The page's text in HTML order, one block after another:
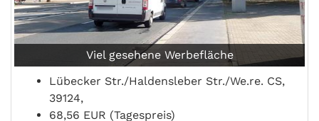
Viel gesehene Werbefläche
Lübecker Str./Haldensleber Str./We.re. CS,
39124,
68,56 EUR (Tagespreis)